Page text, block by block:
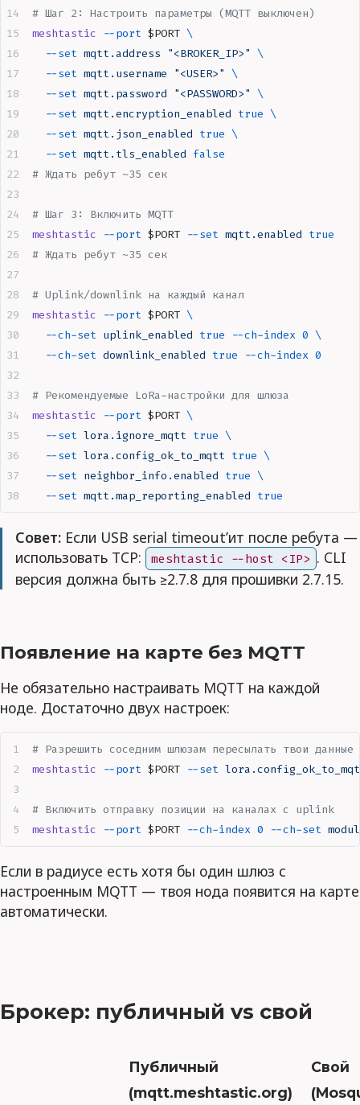
# Шаг 2: Настроить параметры (MQTT выключен)
meshtastic --port $PORT \
  --set
mqtt.address "<BROKER_IP>"
\
  --set
mqtt.username "<USER>"
\
  --set
mqtt.password "<PASSWORD>"
\
  --set
mqtt.encryption_enabled true \
  --set
mqtt.json_enabled true \
  --set
mqtt.tls_enabled false
# Ждать ребут ~35 сек
# Шаг 3: Включить MQTT
meshtastic --port $PORT --set mqtt.enabled true
# Ждать ребут ~35 сек
# Uplink/downlink на каждый канал
meshtastic --port $PORT \
  --ch-set
uplink_enabled true --ch-index 0 \
  --ch-set
downlink_enabled true --ch-index 0
# Рекомендуемые LoRa-настройки для шлюза
meshtastic --port $PORT \
  --set
lora.ignore_mqtt true \
  --set
lora.config_ok_to_mqtt true \
  --set
neighbor_info.enabled true \
  --set
mqtt.map_reporting_enabled true
Совет: Если USB serial timeout’ит после ребута —
использовать TCP:
meshtastic --host <IP> . CLI
версия должна быть ≥2.7.8 для прошивки 2.7.15.
Появление на карте без MQTT
Не обязательно настраивать MQTT на каждой
ноде. Достаточно двух настроек:
# Разрешить соседним шлюзам пересылать твои данные
meshtastic --port $PORT --set
# Включить отправку позиции на каналах с uplink
meshtastic --port $PORT --ch-index 0 --ch-set
Если в радиусе есть хотя бы один шлюз с
настроенным MQTT — твоя нода появится на карте
автоматически.
Брокер: публичный vs свой
Публичный
(mqtt.meshtastic.org)
Свой